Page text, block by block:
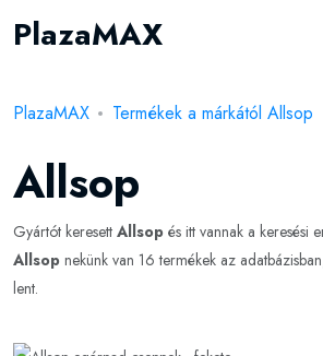
PlazaMAX
PlazaMAX Termékek a márkától Allsop
Allsop
Gyártót keresett Allsop és itt vannak a keresési
Allsop nekünk van 16 termékek az
lent.